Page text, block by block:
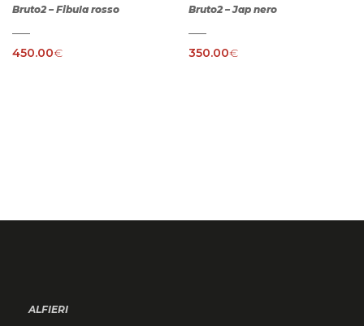
Bruto2 – Fibula rosso
450.00€
Bruto2 – Jap nero
350.00€
ALFIERI